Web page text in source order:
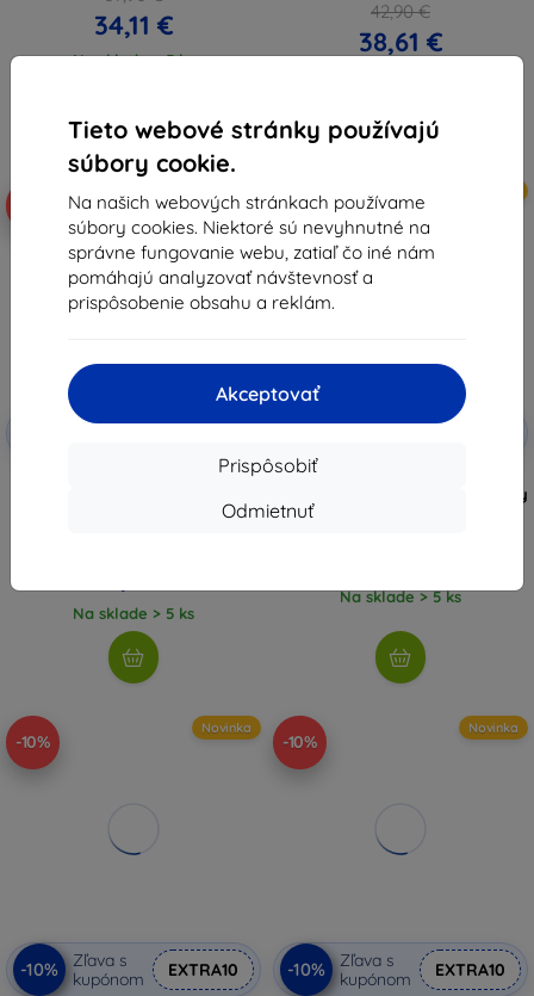
Tieto webové stránky používajú
súbory cookie.
Na našich webových stránkach používame
súbory cookies. Niektoré sú nevyhnutné na
správne fungovanie webu, zatiaľ čo iné nám
pomáhajú analyzovať návštevnosť a
prispôsobenie obsahu a reklám.
Akceptovať
Prispôsobiť
Odmietnuť
34,11 €
Na sklade > 5 ks
42,90 €
38,61 €
Zľava s
EF-EF776CBE Samsung silikónový
Na sklade > 5 ks
-10%
Zľava s
Priehľadný magnetický kryt
Samsung EF-CF776CTE pre Galaxy
Na sklade > 5 ks
-10%
Novinka
-10%
Zľava s
kupónom
EXTRA10
-10%
Novinka
-10%
Zľava s
kupónom
EXTRA10